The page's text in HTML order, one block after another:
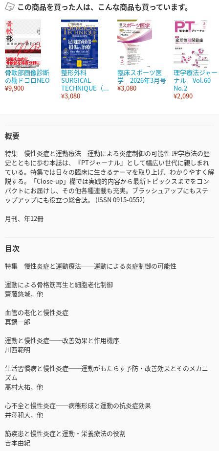
この商品を買った人は、こんな商品も買っています。
骨軟部画像診断
の勘ドコロNEO
¥9,900
整形外科
SURGICAL
TECHNIQUE（...
¥3,080
臨床スポーツ医
学 2026年3月号
¥3,080
理学療法ジャー
ナル Vol.60
No.2
¥2,090
概要
特集 慢性炎症と運動療法 運動による炎症制御の可能性 理学療法の歴
史とともに歩む本誌は、『PTジャーナル』として幅広い世代に親しまれ
ている。特集では日々の臨床に生きるテーマを取り上げ、わかりやすく解
説する。「Close-up」欄では実践的内容から最新トピックスまでをコン
パクトにお届けし、その他各種連載も充実。ブラッシュアップにもステ
ップアップにも役立つ総合誌。 (ISSN 0915-0552)
月刊、年12冊
目次
特集 慢性炎症と運動療法──運動による炎症制御の可能性
運動による骨格筋再生と細胞老化制御
齋藤悠城，他
血管の老化と慢性炎症
真鍋一郎
運動と慢性炎症──改善効果と作用機序
川西範明
生活習慣病と慢性炎症──運動がもたらす予防・改善効果とそのメカニ
ズム
髙村大祐，他
心不全と慢性炎症──病態形成と運動の抗炎症効果
井澤和大，他
筋疾患と慢性炎症と運動・栄養療法の役割
吉本由紀